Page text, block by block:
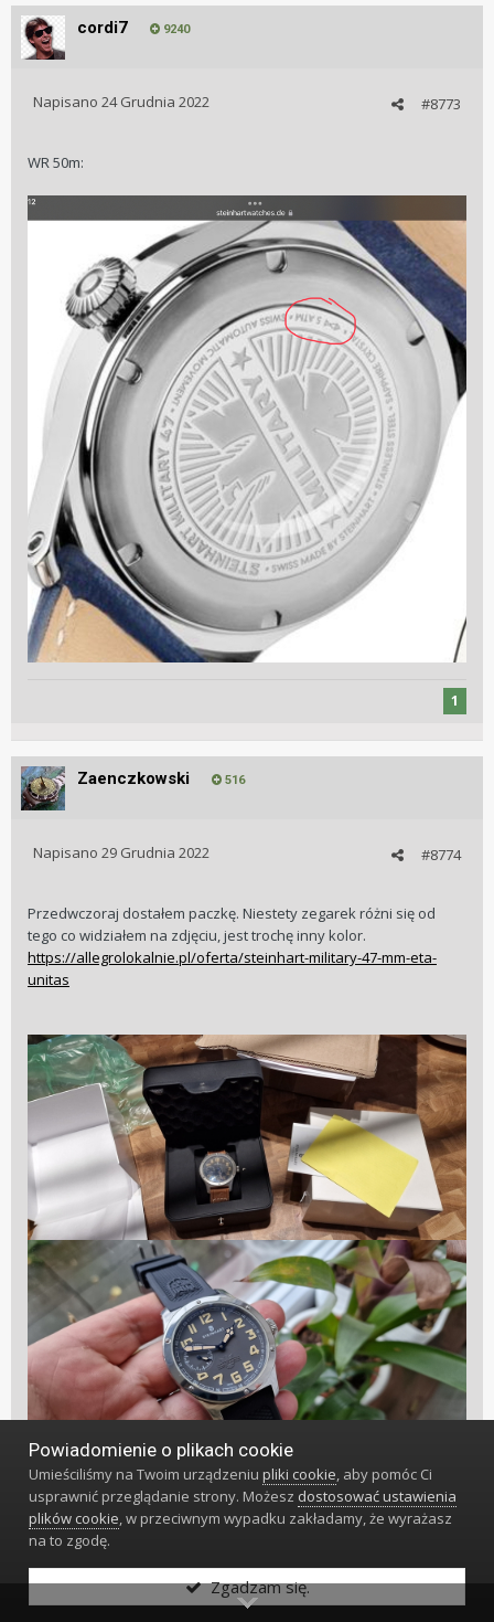
cordi7 9240
#8773
Napisano 24 Grudnia 2022
WR 50m:
1
Zaenczkowski 516
#8774
Napisano 29 Grudnia 2022
Przedwczoraj dostałem paczkę. Niestety zegarek różni się od
tego co widziałem na zdjęciu, jest trochę inny kolor.
https://allegrolokalnie.pl/oferta/steinhart-military-47-mm-eta-
unitas
Powiadomienie o plikach cookie
Umieściliśmy na Twoim urządzeniupliki cookie, aby pomóc Ci
usprawnić przeglądanie strony. Możesz dostosować ustawienia
plików cookie, w przeciwnym wypadku zakładamy, że wyrażasz
na to zgodę.
Zgadzam się.